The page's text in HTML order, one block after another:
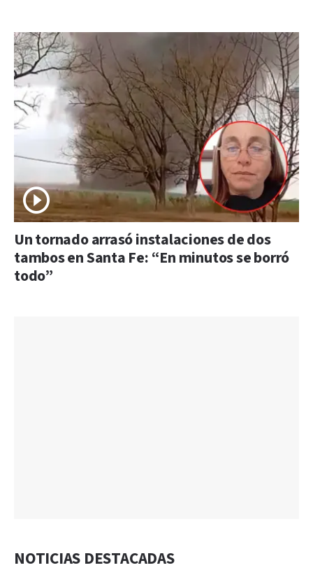
Un tornado arrasó instalaciones de dos
tambos en Santa Fe: “En minutos se borró
todo”
NOTICIAS DESTACADAS